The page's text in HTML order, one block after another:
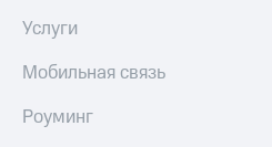
Услуги
Мобильная связь
Роуминг